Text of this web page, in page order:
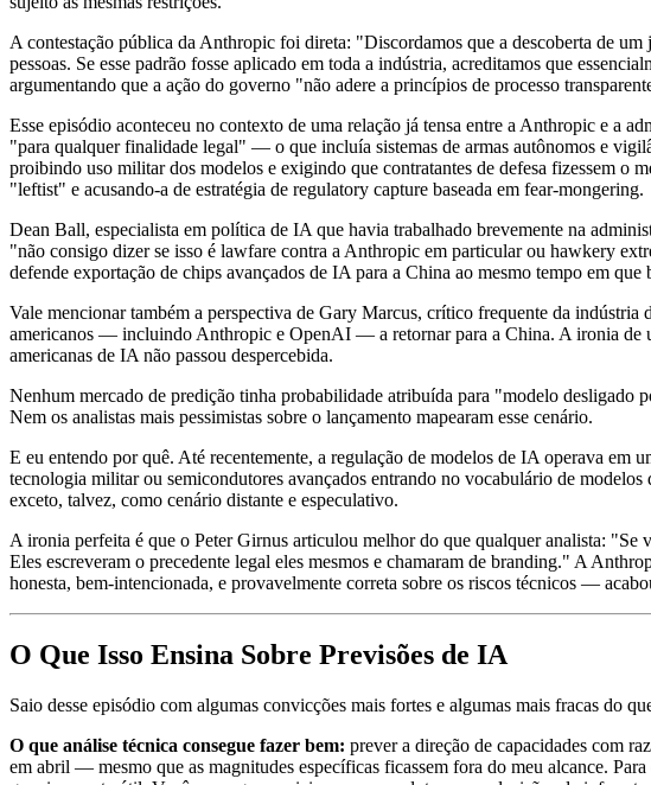
A contestação pública da Anthropic foi direta: "Discordamos que a descoberta de
pessoas. Se esse padrão fosse aplicado em toda a indústria, acreditamos que
argumentando que a ação do governo "não adere a princípios de processo
Esse episódio aconteceu no contexto de uma relação já tensa entre a Anthropic e a
"para qualquer finalidade legal" — o que incluía sistemas de armas autônomos e
proibindo uso militar dos modelos e exigindo que contratantes de defesa fizessem o
"leftist" e acusando-a de estratégia de regulatory capture baseada em fear-mongering.
Dean Ball, especialista em política de IA que havia trabalhado brevemente na
"não consigo dizer se isso é lawfare contra a Anthropic em particular ou hawkery
defende exportação de chips avançados de IA para a China ao mesmo tempo em
Vale mencionar também a perspectiva de Gary Marcus, crítico frequente da
americanos — incluindo Anthropic e OpenAI — a retornar para a China. A ironia de
americanas de IA não passou despercebida.
Nenhum mercado de predição tinha probabilidade atribuída para "modelo desligado
Nem os analistas mais pessimistas sobre o lançamento mapearam esse cenário.
E eu entendo por quê. Até recentemente, a regulação de modelos de IA operava em
tecnologia militar ou semicondutores avançados entrando no vocabulário de
exceto, talvez, como cenário distante e especulativo.
A ironia perfeita é que o Peter Girnus articulou melhor do que qualquer analista: "Se
Eles escreveram o precedente legal eles mesmos e chamaram de branding." A
honesta, bem-intencionada, e provavelmente correta sobre os riscos técnicos —
O Que Isso Ensina Sobre Previsões de IA
Saio desse episódio com algumas convicções mais fortes e algumas mais fracas do
O que análise técnica consegue fazer bem: prever a direção de capacidades com
em abril — mesmo que as magnitudes específicas ficassem fora do meu alcance.